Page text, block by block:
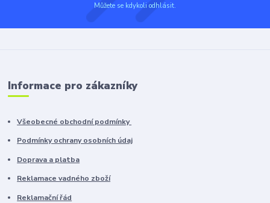
Můžete se kdykoli odhlásit.
Informace pro zákazníky
Všeobecné obchodní podmínky
Podmínky ochrany osobních údaj
Doprava a platba
Reklamace vadného zboží
Reklamační řád